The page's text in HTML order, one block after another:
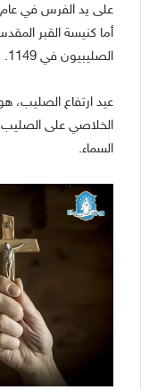
على يد الفرس في عام 614.
أما كنيسة القبر
الصليبيون في 1149.
عيد ارتفاع الصليب،
الخلاصي على الصليب
السماء.